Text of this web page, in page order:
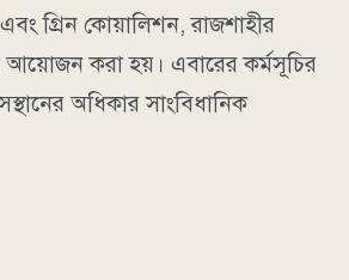
গ্রিন কোয়ালিশন, রাজশাহীর
আয়োজন করা হয়। এবারের কর্মসূচির
অধিকার সাংবিধানিক